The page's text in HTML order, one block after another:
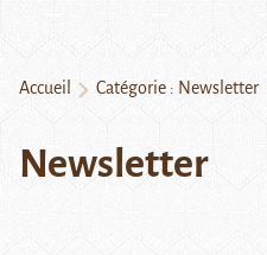
Accueil Catégorie : Newsletter
Newsletter